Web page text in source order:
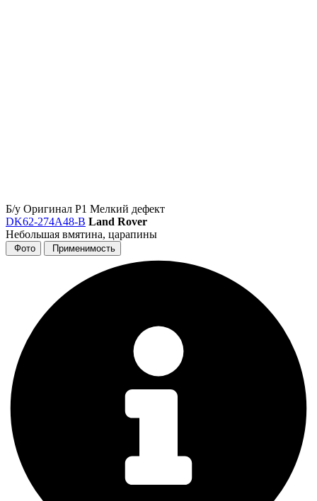
Б/у Оригинал Р1 Мелкий дефект
DK62-274A48-B Land Rover
Небольшая вмятина, царапины
Фото Применимость